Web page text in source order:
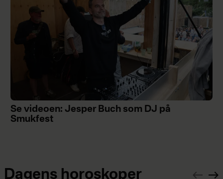
Se videoen: Jesper Buch som DJ på
Smukfest
Dagens horoskoper